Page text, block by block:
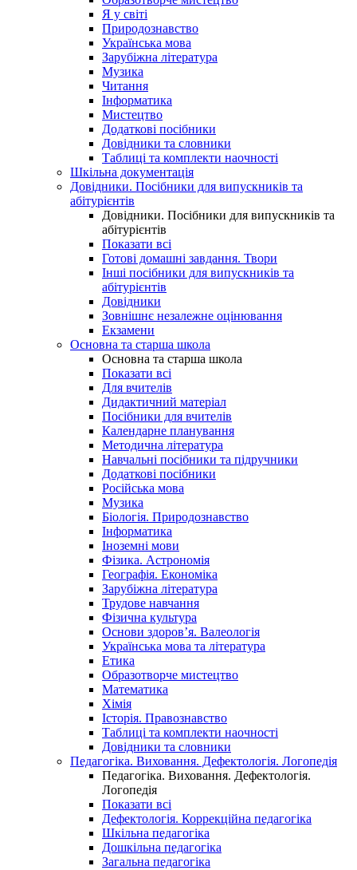
Я у світі
Природознавство
Українська мова
Зарубіжна література
Музика
Читання
Інформатика
Мистецтво
Додаткові посібники
Довідники та словники
Таблиці та комплекти наочності
Шкільна документація
Довідники. Посібники для випускників та
абітурієнтів
Довідники. Посібники для випускників та
абітурієнтів
Показати всі
Готові домашні завдання. Твори
Інші посібники для випускників та
абітурієнтів
Довідники
Зовнішнє незалежне оцінювання
Екзамени
Основна та старша школа
Основна та старша школа
Показати всі
Для вчителів
Дидактичний матеріал
Посібники для вчителів
Календарне планування
Методична література
Навчальні посібники та підручники
Додаткові посібники
Російська мова
Музика
Біологія. Природознавство
Інформатика
Іноземні мови
Фізика. Астрономія
Географія. Економіка
Зарубіжна література
Трудове навчання
Фізична культура
Основи здоров’я. Валеологія
Українська мова та література
Етика
Образотворче мистецтво
Математика
Хімія
Історія. Правознавство
Таблиці та комплекти наочності
Довідники та словники
Педагогіка. Виховання. Дефектологія. Логопедія
Педагогіка. Виховання. Дефектологія.
Логопедія
Показати всі
Дефектологія. Коррекційна педагогіка
Шкільна педагогіка
Дошкільна педагогіка
Загальна педагогіка